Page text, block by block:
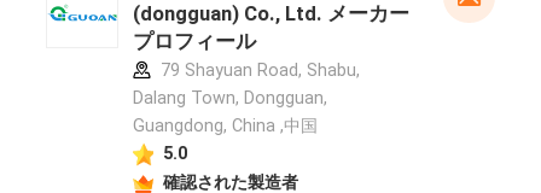
(dongguan) Co., Ltd. メーカー
プロフィール
79 Shayuan Road, Shabu,
Dalang Town, Dongguan,
Guangdong, China ,中国
5.0
確認された製造者